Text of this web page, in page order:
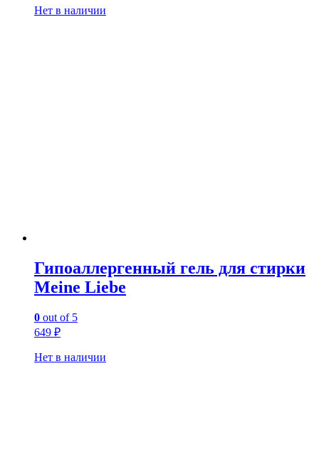
Нет в наличии
Гипоаллергенный гель для стирки
Meine Liebe
0 out of 5
649 ₽
Нет в наличии